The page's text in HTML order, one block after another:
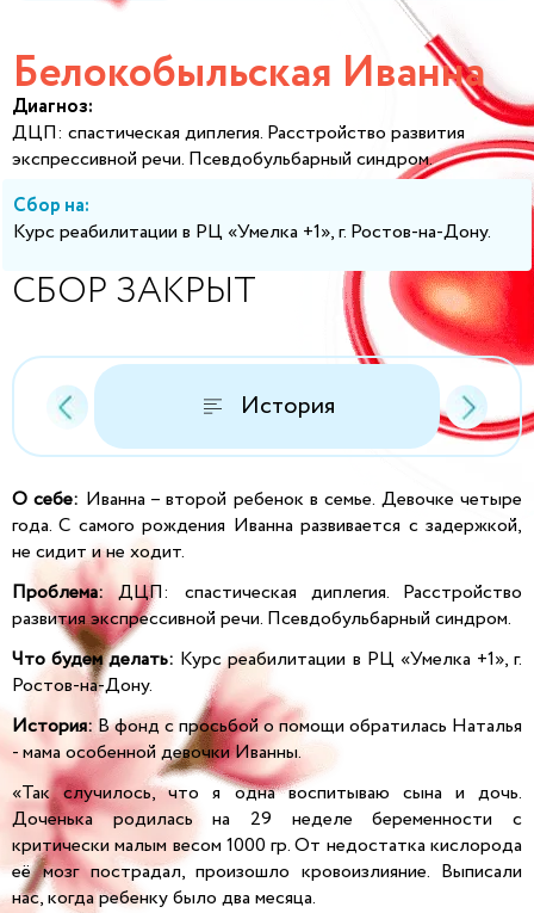
Белокобыльская Иванна
Диагноз:
ДЦП: спастическая диплегия. Расстройство развития
экспрессивной речи. Псевдобульбарный синдром.
Сбор на:
Курс реабилитации в РЦ «Умелка +1», г. Ростов-на-Дону.
СБОР ЗАКРЫТ
История
О себе: Иванна – второй ребенок в семье. Девочке четыре
года. С самого рождения Иванна развивается с задержкой,
не сидит и не ходит.
Проблема:ДЦП: спастическая диплегия. Расстройство
развития экспрессивной речи. Псевдобульбарный синдром.
Что будем делать: Курс реабилитации в РЦ «Умелка +1», г.
Ростов-на-Дону.
История: В фонд с просьбой о помощи обратилась Наталья
- мама особенной девочки Иванны.
«Так случилось, что я одна воспитываю сына и дочь.
Доченька родилась на 29 неделе беременности с
критически малым весом 1000 гр. От недостатка кислорода
её мозг пострадал, произошло кровоизлияние. Выписали
нас, когда ребенку было два месяца.